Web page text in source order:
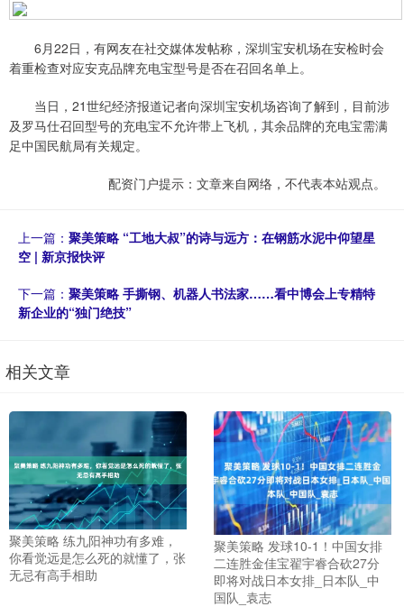
6月22日，有网友在社交媒体发帖称，深圳宝安机场在安检时会
着重检查对应安克品牌充电宝型号是否在召回名单上。
当日，21世纪经济报道记者向深圳宝安机场咨询了解到，目前涉
及罗马仕召回型号的充电宝不允许带上飞机，其余品牌的充电宝需满
足中国民航局有关规定。
配资门户提示：文章来自网络，不代表本站观点。
上一篇： 聚美策略 “工地大叔”的诗与远方：在钢筋水泥中仰望星
空 | 新京报快评
下一篇： 聚美策略 手撕钢、机器人书法家……看中博会上专精特
新企业的“独门绝技”
相关文章
聚美策略 练九阳神功有多难，
你看觉远是怎么死的就懂了，张
无忌有高手相助
聚美策略 发球10-1！中国女排
二连胜金佳宝翟宇睿合砍27分
即将对战日本女排_日本队_中
国队_袁志